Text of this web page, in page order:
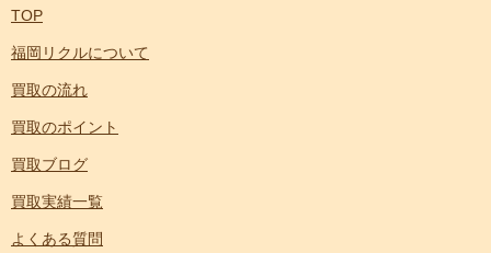
TOP
福岡リクルについて
買取の流れ
買取のポイント
買取ブログ
買取実績一覧
よくある質問